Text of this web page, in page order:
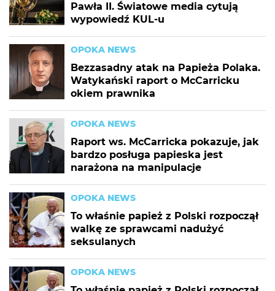
Pawła II. Światowe media cytują
wypowiedź KUL-u
OPOKA NEWS
Bezzasadny atak na Papieża Polaka.
Watykański raport o McCarricku
okiem prawnika
OPOKA NEWS
Raport ws. McCarricka pokazuje, jak
bardzo posługa papieska jest
narażona na manipulacje
OPOKA NEWS
To właśnie papież z Polski rozpoczął
walkę ze sprawcami nadużyć
seksulanych
OPOKA NEWS